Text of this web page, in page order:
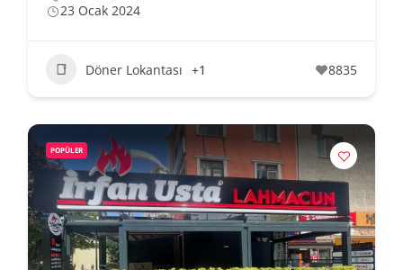
23 Ocak 2024
Döner Lokantası +1 8835
POPÜLER